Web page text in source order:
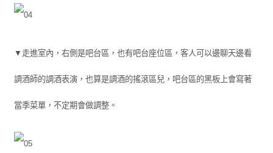
▼走進室內，右側是吧台區，也有吧台座位區，客人可以邊聊天邊看
調酒師的調酒表演，也算是調酒的搖滾區兒，吧台區的黑板上會寫著
當季菜單，不定期會做調整。